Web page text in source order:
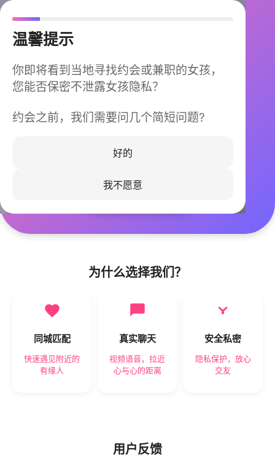
温馨提示
你即将看到当地寻找约会或兼职的女孩，
您能否保密不泄露女孩隐私？
约会之前，我们需要问几个简短问题?
好的
我不愿意
今晚不再孤单
同城快速匹配，马上认识身边的TA
立即下载
为什么选择我们？
同城匹配
快速遇见附近的
有缘人
真实聊天
视频语音，拉近
心与心的距离
安全私密
隐私保护，放心
交友
用户反馈